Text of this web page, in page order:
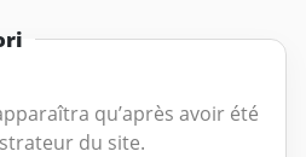
qu’après avoir été
du site.